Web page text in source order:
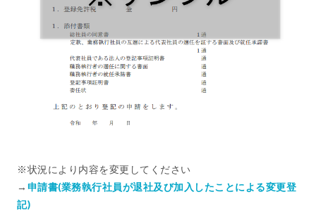
※状況により内容を変更してください
→ 申請書(業務執行社員が退社及び加入したことによる変更登
記)